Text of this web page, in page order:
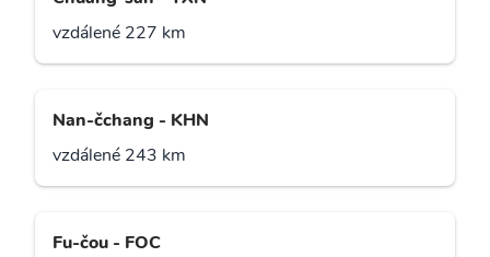
vzdálené 227 km
Nan-čchang - KHN
vzdálené 243 km
Fu-čou - FOC